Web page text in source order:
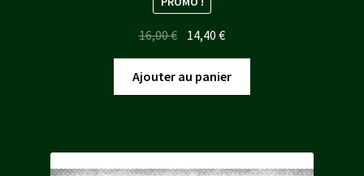
16,00€ Le
prix
initial
était :
14,40€Le
prix
actuel
est :
Ajouter au panier